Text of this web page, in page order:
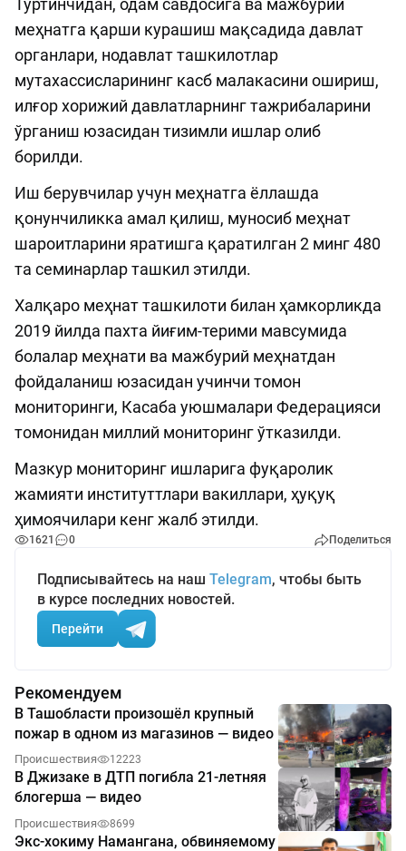
Тўртинчидан, одам савдосига ва мажбурий
меҳнатга қарши курашиш мақсадида давлат
органлари, нодавлат ташкилотлар
мутахассисларининг касб малакасини ошириш,
илғор хорижий давлатларнинг тажрибаларини
ўрганиш юзасидан тизимли ишлар олиб
борилди.
Иш берувчилар учун меҳнатга ёллашда
қонунчиликка амал қилиш, муносиб меҳнат
шароитларини яратишга қаратилган 2 минг 480
та семинарлар ташкил этилди.
Халқаро меҳнат ташкилоти билан ҳамкорликда
2019 йилда пахта йиғим-терими мавсумида
болалар меҳнати ва мажбурий меҳнатдан
фойдаланиш юзасидан учинчи томон
мониторинги, Касаба уюшмалари Федерацияси
томонидан миллий мониторинг ўтказилди.
Мазкур мониторинг ишларига фуқаролик
жамияти институттлари вакиллари, ҳуқуқ
ҳимоячилари кенг жалб этилди.
1621 0 Поделиться
Подписывайтесь на наш Telegram, чтобы быть
в курсе последних новостей.
Перейти
Рекомендуем
В Ташобласти произошёл крупный
пожар в одном из магазинов — видео
Происшествия 12223
В Джизаке в ДТП погибла 21-летняя
блогерша — видео
Происшествия 8699
Экс-хокиму Намангана, обвиняемому